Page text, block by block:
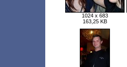
1024 x 683
163,25 KB